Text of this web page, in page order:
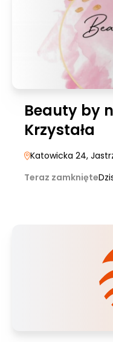
Beauty by
Krzystała
Katowicka 24,
Teraz zamknięte